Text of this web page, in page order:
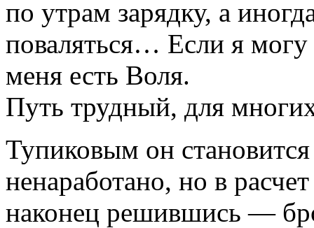
по утрам зарядку, а
поваляться… Если я
меня есть Воля.
Путь трудный, для
Тупиковым он
ненаработано, но в
наконец решившись —